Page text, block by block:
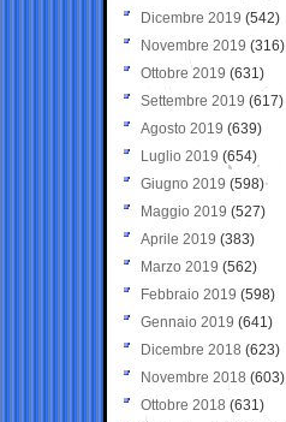
Dicembre 2019 (542)
Novembre 2019 (316)
Ottobre 2019 (631)
Settembre 2019 (617)
Agosto 2019 (639)
Luglio 2019 (654)
Giugno 2019 (598)
Maggio 2019 (527)
Aprile 2019 (383)
Marzo 2019 (562)
Febbraio 2019 (598)
Gennaio 2019 (641)
Dicembre 2018 (623)
Novembre 2018 (603)
Ottobre 2018 (631)